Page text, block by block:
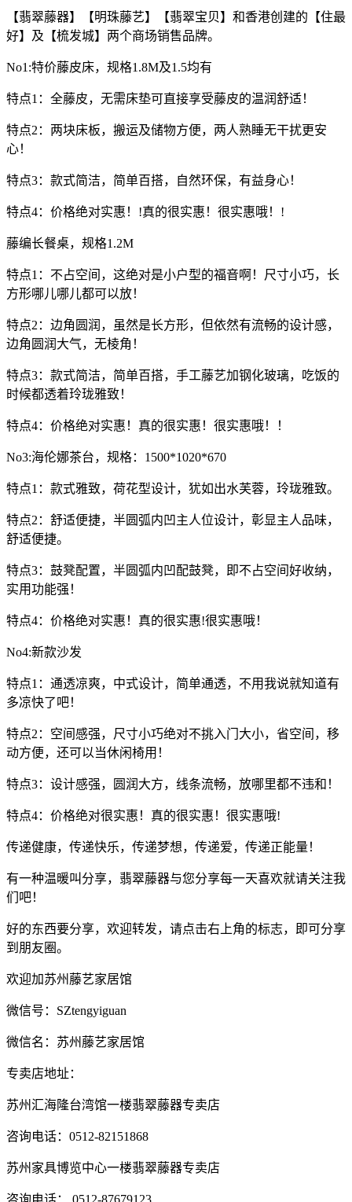
【翡翠藤器】【明珠藤艺】【翡翠宝贝】和香港创建的【住最
好】及【梳发城】两个商场销售品牌。
No1:特价藤皮床，规格1.8M及1.5均有
特点1：全藤皮，无需床垫可直接享受藤皮的温润舒适！
特点2：两块床板，搬运及储物方便，两人熟睡无干扰更安
心！
特点3：款式简洁，简单百搭，自然环保，有益身心！
特点4：价格绝对实惠！!真的很实惠！很实惠哦！!
藤编长餐桌，规格1.2M
特点1：不占空间，这绝对是小户型的福音啊！尺寸小巧，长
方形哪儿哪儿都可以放！
特点2：边角圆润，虽然是长方形，但依然有流畅的设计感，
边角圆润大气，无棱角！
特点3：款式简洁，简单百搭，手工藤艺加钢化玻璃，吃饭的
时候都透着玲珑雅致！
特点4：价格绝对实惠！真的很实惠！很实惠哦！！
No3:海伦娜茶台，规格：1500*1020*670
特点1：款式雅致，荷花型设计，犹如出水芙蓉，玲珑雅致。
特点2：舒适便捷，半圆弧内凹主人位设计，彰显主人品味，
舒适便捷。
特点3：鼓凳配置，半圆弧内凹配鼓凳，即不占空间好收纳，
实用功能强！
特点4：价格绝对实惠！真的很实惠!很实惠哦！
No4:新款沙发
特点1：通透凉爽，中式设计，简单通透，不用我说就知道有
多凉快了吧！
特点2：空间感强，尺寸小巧绝对不挑入门大小，省空间，移
动方便，还可以当休闲椅用！
特点3：设计感强，圆润大方，线条流畅，放哪里都不违和！
特点4：价格绝对很实惠！真的很实惠！很实惠哦!
传递健康，传递快乐，传递梦想，传递爱，传递正能量！
有一种温暖叫分享，翡翠藤器与您分享每一天喜欢就请关注我
们吧！
好的东西要分享，欢迎转发，请点击右上角的标志，即可分享
到朋友圈。
欢迎加苏州藤艺家居馆
微信号：SZtengyiguan
微信名：苏州藤艺家居馆
专卖店地址：
苏州汇海隆台湾馆一楼翡翠藤器专卖店
咨询电话：0512-82151868
苏州家具博览中心一楼翡翠藤器专卖店
咨询电话： 0512-87679123